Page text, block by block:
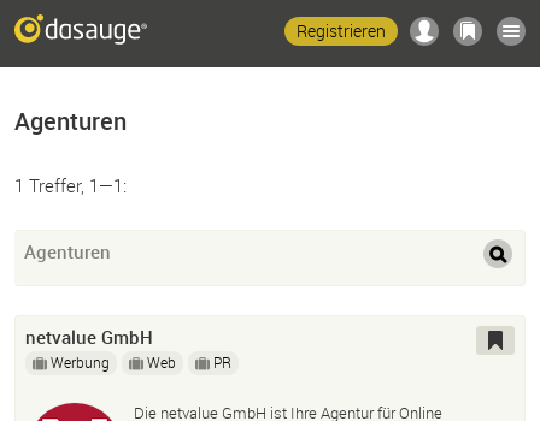
Registrieren
Agenturen
1 Treffer, 1—1:
Agenturen
netvalue GmbH
Werbung Web PR
Die netvalue GmbH ist Ihre Agentur für Online